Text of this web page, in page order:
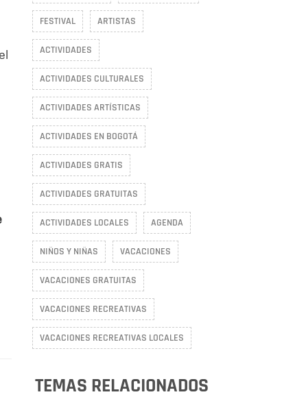
FESTIVAL ARTISTAS
ACTIVIDADES
ACTIVIDADES CULTURALES
ACTIVIDADES ARTÍSTICAS
ACTIVIDADES EN BOGOTÁ
ACTIVIDADES GRATIS
ACTIVIDADES GRATUITAS
ACTIVIDADES LOCALES AGENDA
NIÑOS Y NIÑAS VACACIONES
VACACIONES GRATUITAS
VACACIONES RECREATIVAS
VACACIONES RECREATIVAS LOCALES
TEMAS RELACIONADOS